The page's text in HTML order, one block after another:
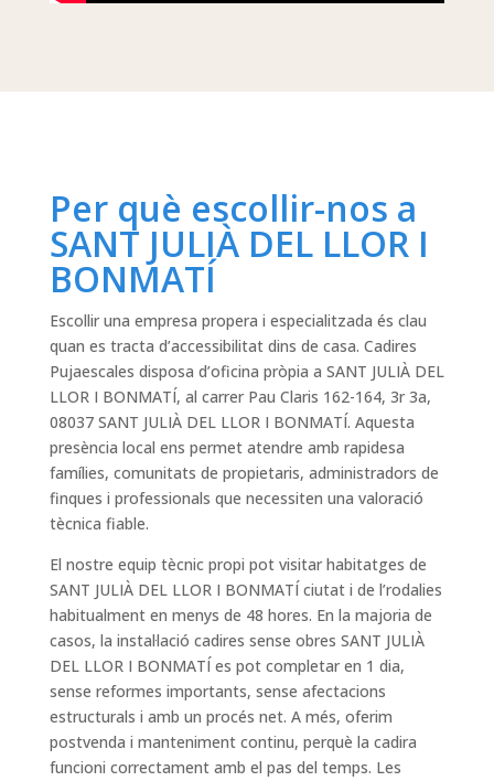
Per què escollir-nos a
SANT JULIÀ DEL LLOR I
BONMATÍ
Escollir una empresa propera i especialitzada és clau
quan es tracta d’accessibilitat dins de casa. Cadires
Pujaescales disposa d’oficina pròpia a SANT JULIÀ DEL
LLOR I BONMATÍ, al carrer Pau Claris 162-164, 3r 3a,
08037 SANT JULIÀ DEL LLOR I BONMATÍ. Aquesta
presència local ens permet atendre amb rapidesa
famílies, comunitats de propietaris, administradors de
finques i professionals que necessiten una valoració
tècnica fiable.
El nostre equip tècnic propi pot visitar habitatges de
SANT JULIÀ DEL LLOR I BONMATÍ ciutat i de l’rodalies
habitualment en menys de 48 hores. En la majoria de
casos, la instal·lació cadires sense obres SANT JULIÀ
DEL LLOR I BONMATÍ es pot completar en 1 dia,
sense reformes importants, sense afectacions
estructurals i amb un procés net. A més, oferim
postvenda i manteniment continu, perquè la cadira
funcioni correctament amb el pas del temps. Les